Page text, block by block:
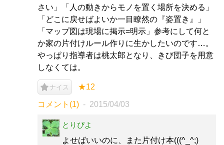
さい」「人の動きからモノを置く場所を決める」
「どこに戻せばよいか一目瞭然の『姿置き』」
「マップ図は現場に掲示=明示」参考にして何と
か家の片付けルール作りに生かしたいのです…。
やっぱり指導者は桃太郎となり、きび団子を用意
しなくては。
ナイス ★12
コメント(1) 2015/04/03
とりぴよ
よせばいいのに、また片付け本(((^_^;)